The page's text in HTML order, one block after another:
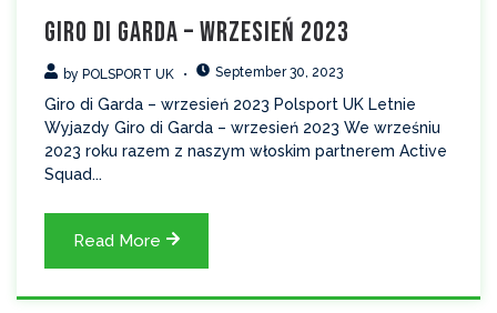
Giro di Garda – wrzesień 2023
by POLSPORT UK September 30, 2023
Giro di Garda – wrzesień 2023 Polsport UK Letnie
Wyjazdy Giro di Garda – wrzesień 2023 We wrześniu
2023 roku razem z naszym włoskim partnerem Active
Squad...
Read More